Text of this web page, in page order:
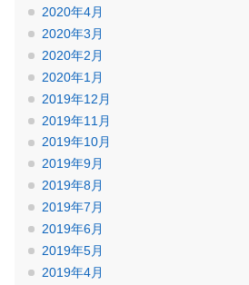
2020年4月
2020年3月
2020年2月
2020年1月
2019年12月
2019年11月
2019年10月
2019年9月
2019年8月
2019年7月
2019年6月
2019年5月
2019年4月